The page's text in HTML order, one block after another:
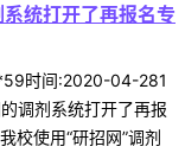
统打开了再报名专
时间:2020-04-281
调剂系统打开了再报
校使用“研招网”调剂